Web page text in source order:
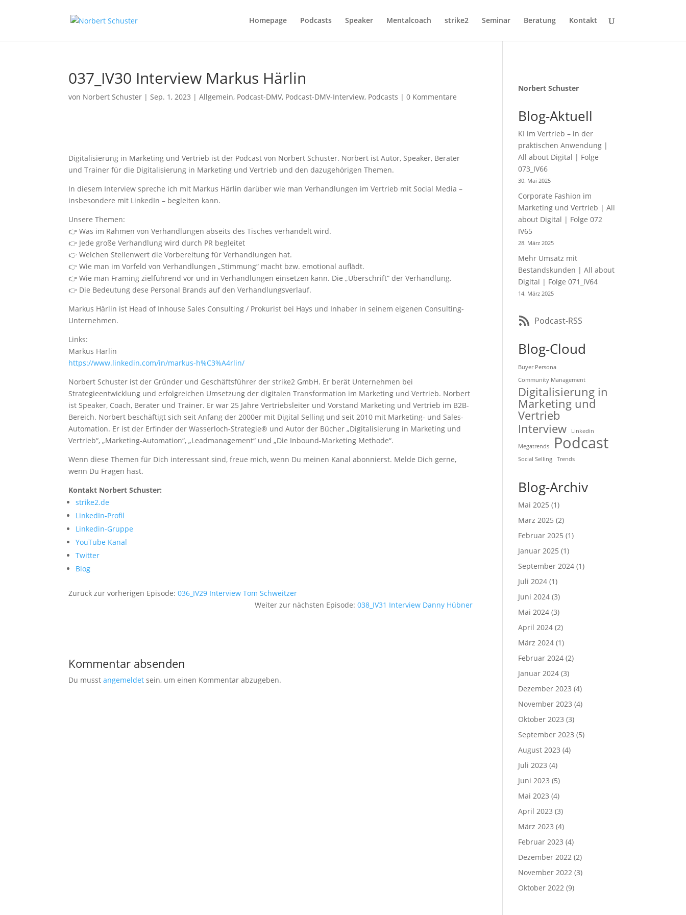
Homepage Podcasts Speaker Mentalcoach strike2 Seminar Beratung Kontakt
037_IV30 Interview Markus Härlin
von Norbert Schuster |Sep. 1, 2023 |Allgemein, Podcast-DMV, Podcast-DMV-Interview, Podcasts |0 Kommentare
Digitalisierung in Marketing und Vertrieb ist der Podcast von Norbert Schuster. Norbert ist Autor, Speaker, Berater
und Trainer für die Digitalisierung in Marketing und Vertrieb und den dazugehörigen Themen.
In diesem Interview spreche ich mit Markus Härlin darüber wie man Verhandlungen im Vertrieb mit Social Media –
insbesondere mit LinkedIn – begleiten kann.
Unsere Themen:
👉 Was im Rahmen von Verhandlungen abseits des Tisches verhandelt wird.
👉 Jede große Verhandlung wird durch PR begleitet
👉 Welchen Stellenwert die Vorbereitung für Verhandlungen hat.
👉 Wie man im Vorfeld von Verhandlungen „Stimmung“ macht bzw. emotional auflädt.
👉 Wie man Framing zielführend vor und in Verhandlungen einsetzen kann. Die „Überschrift“ der Verhandlung.
👉 Die Bedeutung dese Personal Brands auf den Verhandlungsverlauf.
Markus Härlin ist Head of Inhouse Sales Consulting / Prokurist bei Hays und Inhaber in seinem eigenen Consulting-
Unternehmen.
Links:
Markus Härlin
https://www.linkedin.com/in/markus-h%C3%A4rlin/
Norbert Schuster ist der Gründer und Geschäftsführer der strike2 GmbH. Er berät Unternehmen bei
Strategieentwicklung und erfolgreichen Umsetzung der digitalen Transformation im Marketing und Vertrieb. Norbert
ist Speaker, Coach, Berater und Trainer. Er war 25 Jahre Vertriebsleiter und Vorstand Marketing und Vertrieb im B2B-
Bereich. Norbert beschäftigt sich seit Anfang der 2000er mit Digital Selling und seit 2010 mit Marketing- und Sales-
Automation. Er ist der Erfinder der Wasserloch-Strategie® und Autor der Bücher „Digitalisierung in Marketing und
Vertrieb“, „Marketing-Automation“, „Leadmanagement“ und „Die Inbound-Marketing Methode“.
Wenn diese Themen für Dich interessant sind, freue mich, wenn Du meinen Kanal abonnierst. Melde Dich gerne,
wenn Du Fragen hast.
Kontakt Norbert Schuster:
strike2.de
LinkedIn-Profil
Linkedin-Gruppe
YouTube Kanal
Twitter
Blog
Zurück zur vorherigen Episode:036_IV29 Interview Tom Schweitzer
Weiter zur nächsten Episode:038_IV31 Interview Danny Hübner
Kommentar absenden
Du musstangemeldet sein, um einen Kommentar abzugeben.
Norbert Schuster
Blog-Aktuell
KI im Vertrieb – in der
praktischen Anwendung |
All about Digital | Folge
073_IV66
30. Mai 2025
Corporate Fashion im
Marketing und Vertrieb | All
about Digital | Folge 072
IV65
28. März 2025
Mehr Umsatz mit
Bestandskunden | All about
Digital | Folge 071_IV64
14. März 2025
Podcast-RSS
Blog-Cloud
Buyer Persona
Community Management
Digitalisierung in
Marketing und
Vertrieb
Interview
Linkedin
Megatrends Podcast
Social Selling Trends
Blog-Archiv
Mai 2025 (1)
März 2025 (2)
Februar 2025 (1)
Januar 2025 (1)
September 2024 (1)
Juli 2024 (1)
Juni 2024 (3)
Mai 2024 (3)
April 2024 (2)
März 2024 (1)
Februar 2024 (2)
Januar 2024 (3)
Dezember 2023 (4)
November 2023 (4)
Oktober 2023 (3)
September 2023 (5)
August 2023 (4)
Juli 2023 (4)
Juni 2023 (5)
Mai 2023 (4)
April 2023 (3)
März 2023 (4)
Februar 2023 (4)
Dezember 2022 (2)
November 2022 (3)
Oktober 2022 (9)